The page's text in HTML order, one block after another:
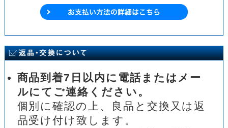
商品到着7日以内に電話またはメー
ルにてご連絡ください。
個別に確認の上、良品と交換又は返
品受け付け致します。